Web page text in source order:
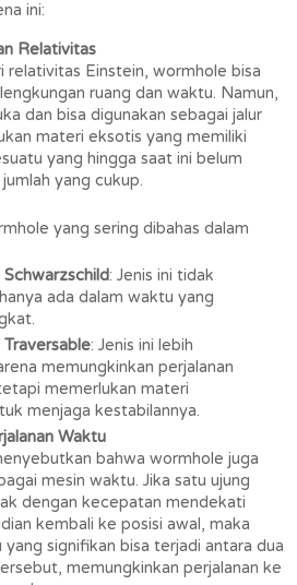
ini:
Relativitas
relativitas Einstein, wormhole bisa
ruang dan waktu. Namun,
dan bisa digunakan sebagai jalur
materi eksotis yang memiliki
yang hingga saat ini belum
yang cukup.
yang sering dibahas dalam
: Jenis ini tidak
ada dalam waktu yang
: Jenis ini lebih
memungkinkan perjalanan
memerlukan materi
menjaga kestabilannya.
Waktu
bahwa wormhole juga
mesin waktu. Jika satu ujung
dengan kecepatan mendekati
kembali ke posisi awal, maka
signifikan bisa terjadi antara dua
memungkinkan perjalanan ke